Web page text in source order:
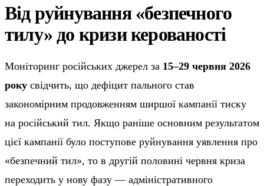
Від руйнування «безпечного
тилу» до кризи керованості
Моніторинг російських джерел за 15–29 червня 2026
року свідчить, що дефіцит пального став
закономірним продовженням ширшої кампанії тиску
на російський тил. Якщо раніше основним результатом
цієї кампанії було поступове руйнування уявлення про
«безпечний тил», то в другій половині червня криза
переходить у нову фазу — адміністративного